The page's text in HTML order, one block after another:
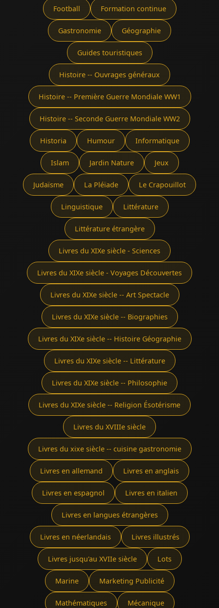
Football Formation continue
Gastronomie Géographie
Guides touristiques
Histoire -- Ouvrages généraux
Histoire -- Première Guerre Mondiale WW1
Histoire -- Seconde Guerre Mondiale WW2
Historia Humour Informatique
Islam Jardin Nature Jeux
Judaïsme La Pléïade Le Crapouillot
Linguistique Littérature
Littérature étrangère
Livres du XIXe siècle - Sciences
Livres du XIXe siècle - Voyages Découvertes
Livres du XIXe siècle -- Art Spectacle
Livres du XIXe siècle -- Biographies
Livres du XIXe siècle -- Histoire Géographie
Livres du XIXe siècle -- Littérature
Livres du XIXe siècle -- Philosophie
Livres du XIXe siècle -- Religion Ésotérisme
Livres du XVIIIe siècle
Livres du xixe siècle -- cuisine gastronomie
Livres en allemand Livres en anglais
Livres en espagnol Livres en italien
Livres en langues étrangères
Livres en néerlandais Livres illustrés
Livres jusqu'au XVIIe siècle Lots
Marine Marketing Publicité
Mathématiques Mécanique